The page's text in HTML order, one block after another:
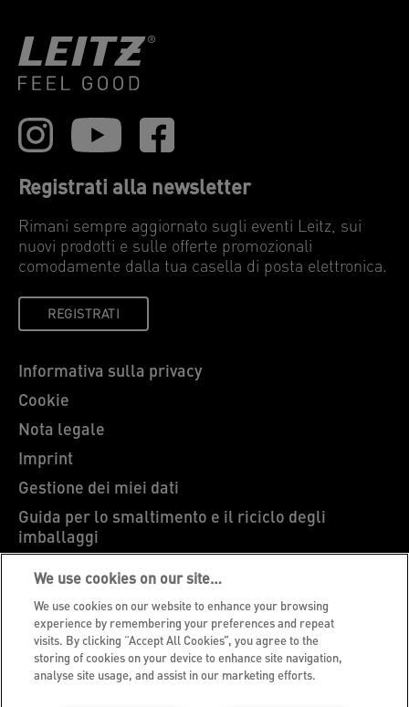
Registrati alla newsletter
Rimani sempre aggiornato sugli eventi Leitz, sui
nuovi prodotti e sulle offerte promozionali
comodamente dalla tua casella di posta elettronica.
REGISTRATI
Informativa sulla privacy
Cookie
Nota legale
Imprint
Gestione dei miei dati
Guida per lo smaltimento e il riciclo degli
imballaggi
Blog Leitz
Carriere
Leitz EasyPrint
Ti serve assistenza?
Condizioni di garanzia
We use cookies on our site…
We use cookies on our website to enhance your browsing
experience by remembering your preferences and repeat
visits. By clicking “Accept All Cookies”, you agree to the
storing of cookies on your device to enhance site navigation,
analyse site usage, and assist in our marketing efforts.